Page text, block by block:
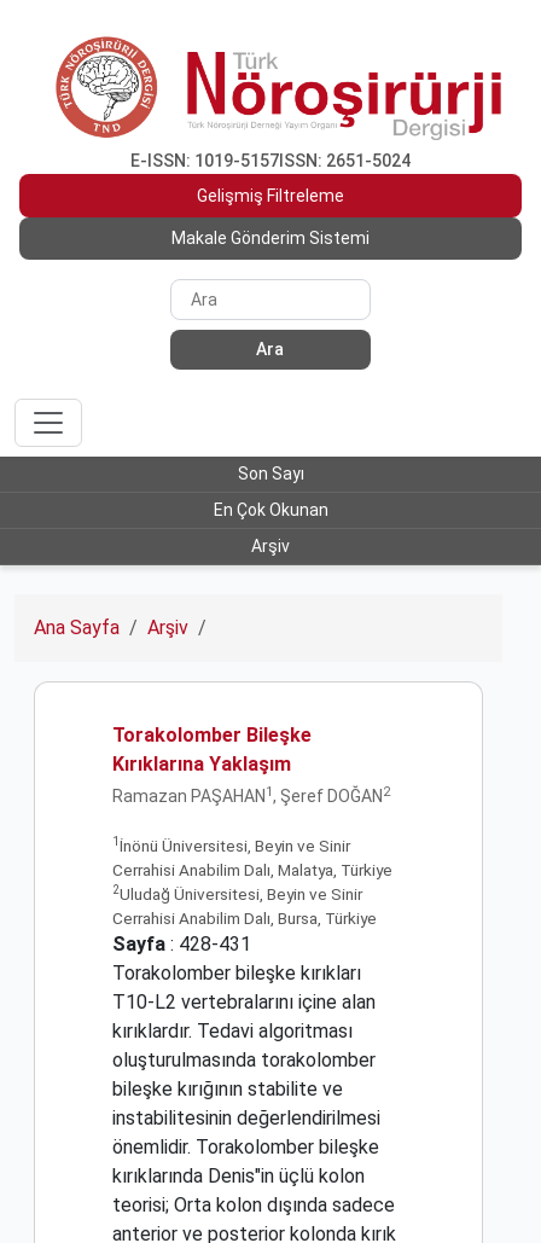
E-ISSN: 1019-5157 ISSN: 2651-5024
Gelişmiş Filtreleme
Makale Gönderim Sistemi
Ara
Son Sayı
En Çok Okunan
Arşiv
Ana Sayfa Arşiv
Torakolomber Bileşke
Kırıklarına Yaklaşım
Ramazan PAŞAHAN 1 , Şeref DOĞAN 2
1 İnönü Üniversitesi, Beyin ve Sinir
Cerrahisi Anabilim Dalı, Malatya, Türkiye
2Uludağ Üniversitesi, Beyin ve Sinir
Cerrahisi Anabilim Dalı, Bursa, Türkiye
Sayfa : 428-431
Torakolomber bileşke kırıkları
T10-L2 vertebralarını içine alan
kırıklardır. Tedavi algoritması
oluşturulmasında torakolomber
bileşke kırığının stabilite ve
instabilitesinin değerlendirilmesi
önemlidir. Torakolomber bileşke
kırıklarında Denis"in üçlü kolon
teorisi; Orta kolon dışında sadece
anterior ve posterior kolonda kırık